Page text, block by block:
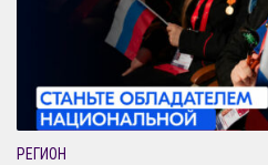
РЕГИОН